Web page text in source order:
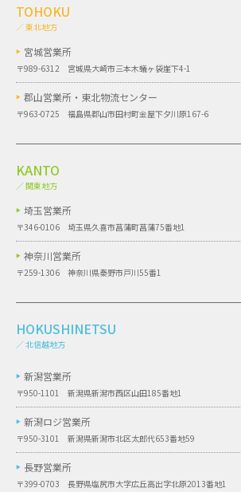
TOHOKU
／ 東北地方
宮城営業所
〒989-6312 宮城県大崎市三本木蟻ヶ袋崖下4-1
郡山営業所・ 東北物流センター
〒963-0725 福島県郡山市田村町金屋下夕川原167-6
KANTO
／ 関東地方
埼玉営業所
〒346-0106 埼玉県久喜市菖蒲町菖蒲75番地1
神奈川営業所
〒259-1306 神奈川県秦野市戸川55番1
HOKUSHINETSU
／ 北信越地方
新潟営業所
〒950-1101 新潟県新潟市西区山田185番地1
新潟ロジ営業所
〒950-3101 新潟県新潟市北区太郎代653番地59
長野営業所
〒399-0703 長野県塩尻市大字広丘高出字北原2013番地1